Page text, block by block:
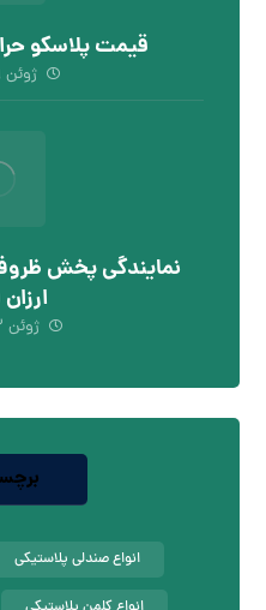
قیمت پلاسکو
ژوئن ۹, ۲۰۲۶
نمایندگی پخش
ژوئن ۳, ۲۰۲۶
انواع صندلی پلاستیکی